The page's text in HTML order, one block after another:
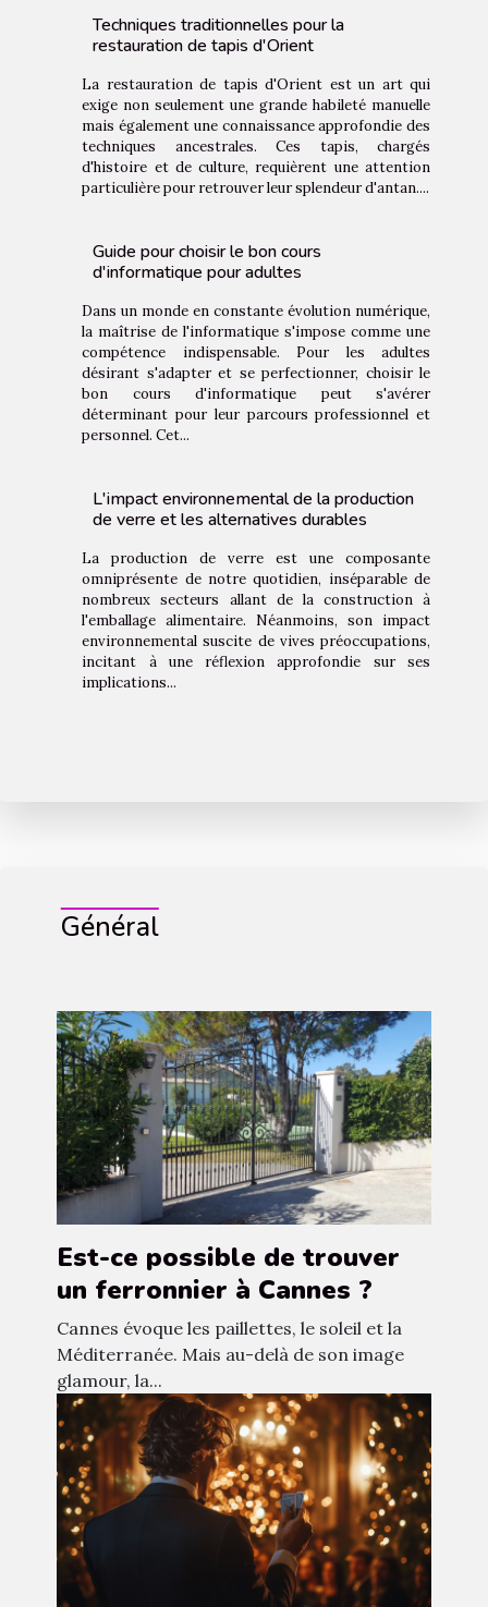
Techniques traditionnelles pour la
restauration de tapis d'Orient
La restauration de tapis d'Orient est un art qui
exige non seulement une grande habileté manuelle
mais également une connaissance approfondie des
techniques ancestrales. Ces tapis, chargés
d'histoire et de culture, requièrent une attention
particulière pour retrouver leur splendeur d'antan....
Guide pour choisir le bon cours
d'informatique pour adultes
Dans un monde en constante évolution numérique,
la maîtrise de l'informatique s'impose comme une
compétence indispensable. Pour les adultes
désirant s'adapter et se perfectionner, choisir le
bon cours d'informatique peut s'avérer
déterminant pour leur parcours professionnel et
personnel. Cet...
L'impact environnemental de la production
de verre et les alternatives durables
La production de verre est une composante
omniprésente de notre quotidien, inséparable de
nombreux secteurs allant de la construction à
l'emballage alimentaire. Néanmoins, son impact
environnemental suscite de vives préoccupations,
incitant à une réflexion approfondie sur ses
implications...
Général
Est-ce possible de trouver
un ferronnier à Cannes ?
Cannes évoque les paillettes, le soleil et la
Méditerranée. Mais au-delà de son image
glamour, la...